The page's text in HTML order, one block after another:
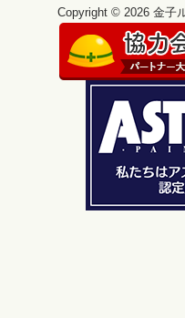
Copyright © 2026 金子